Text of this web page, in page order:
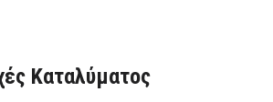
Καταλύματος